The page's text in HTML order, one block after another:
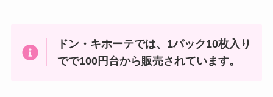
ドン・キホーテでは、1パック10枚入り
でで100円台から販売されています。